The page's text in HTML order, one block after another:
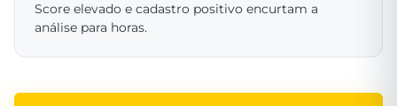
Score elevado e cadastro positivo encurtam a
análise para horas.